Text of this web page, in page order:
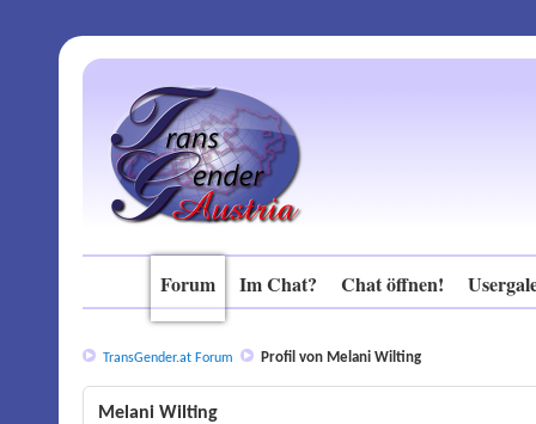
Forum Im Chat? Chat öffnen!
TransGender.at Forum Profil von Melani Wilting
Melani Wilting